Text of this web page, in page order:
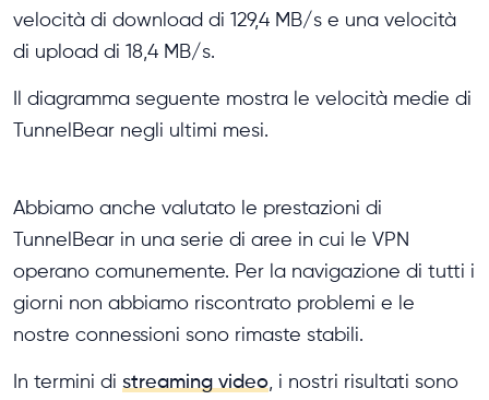
velocità di download di 129,4 MB/s e una velocità
di upload di 18,4 MB/s.
Il diagramma seguente mostra le velocità medie di
TunnelBear negli ultimi mesi.
Abbiamo anche valutato le prestazioni di
TunnelBear in una serie di aree in cui le VPN
operano comunemente. Per la navigazione di tutti i
giorni non abbiamo riscontrato problemi e le
nostre connessioni sono rimaste stabili.
In termini di streaming video , i nostri risultati sono